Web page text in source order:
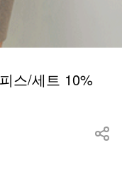
스/세트 10%